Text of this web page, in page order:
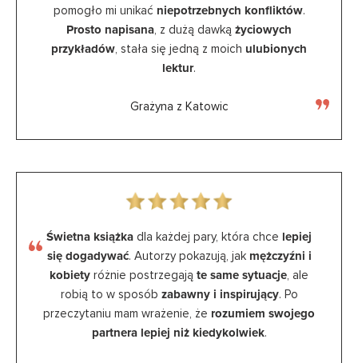
pomogło mi unikać niepotrzebnych konfliktów.
Prosto napisana, z dużą dawką życiowych
przykładów, stała się jedną z moich ulubionych
lektur.
Grażyna z Katowic
Świetna książka dla każdej pary, która chce lepiej
się dogadywać. Autorzy pokazują, jak mężczyźni i
kobiety różnie postrzegają te same sytuacje, ale
robią to w sposób zabawny i inspirujący. Po
przeczytaniu mam wrażenie, że rozumiem swojego
partnera lepiej niż kiedykolwiek.